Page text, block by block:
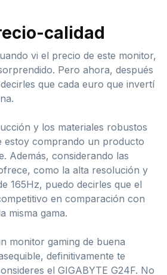
calidad
vi el precio de este monitor,
Pero ahora, después
que cada euro que invertí
y los materiales robustos
estoy comprando un producto
Además, considerando las
como la alta resolución y
165Hz, puedo decirles que el
en comparación con
misma gama.
monitor gaming de buena
definitivamente te
el GIGABYTE G24F. No